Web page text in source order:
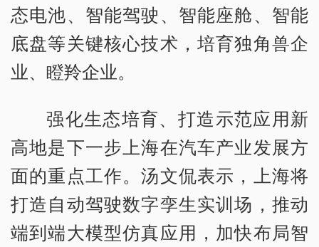
态电池、智能驾驶、智能座舱、智能
底盘等关键核心技术，培育独角兽企
业、瞪羚企业。
强化生态培育、打造示范应用新
高地是下一步上海在汽车产业发展方
面的重点工作。汤文侃表示，上海将
打造自动驾驶数字孪生实训场，推动
端到端大模型仿真应用，加快布局智